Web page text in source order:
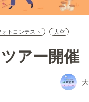
ォトコンテスト 大空
アー開催